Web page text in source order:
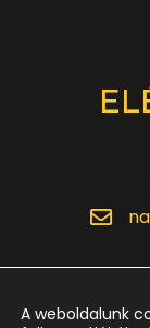
A weboldalunk